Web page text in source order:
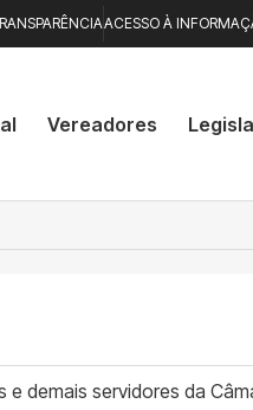
ACESSO À
Vereadores
demais servidores da